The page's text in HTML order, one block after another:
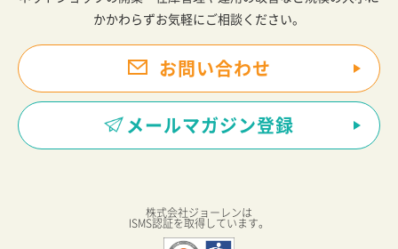
かかわらずお気軽にご相談ください。
お問い合わせ
メールマガジン登録
株式会社ジョーレンは
ISMS認証を取得しています。